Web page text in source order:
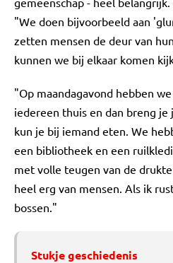
"We doen bijvoorbeeld aan
zetten mensen de deur van
kunnen we bij elkaar komen
"Op maandagavond hebben
iedereen thuis en dan breng je
kun je bij iemand eten. We
een bibliotheek en een
met volle teugen van de
heel erg van mensen. Als ik
bossen."
Stukje geschiedenis